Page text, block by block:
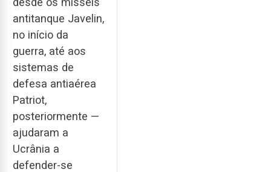
antitanque Javelin,
no início da
guerra, até aos
sistemas de
defesa antiaérea
Patriot,
posteriormente —
ajudaram a
Ucrânia a
defender-se